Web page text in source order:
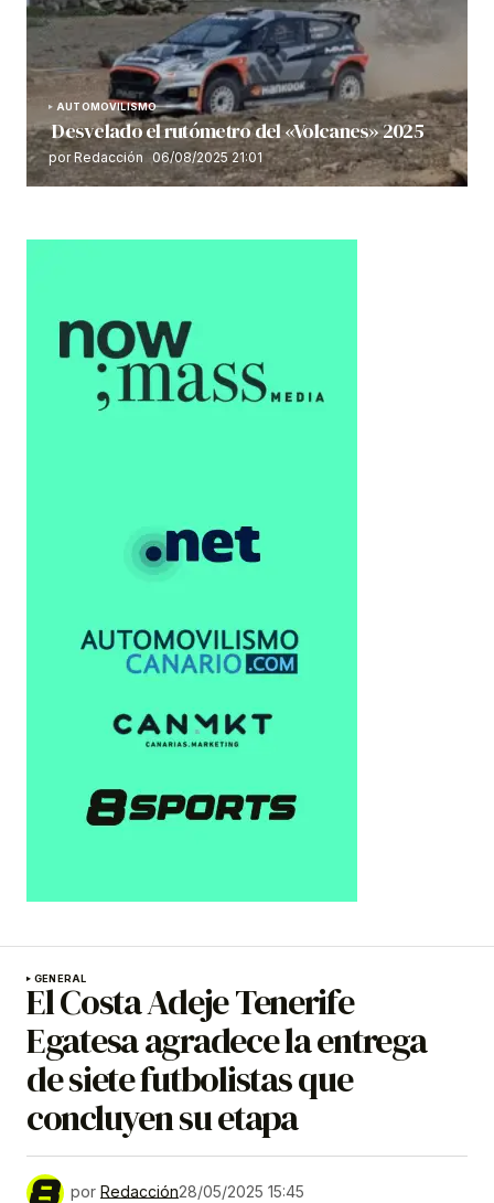
AUTOMOVILISMO
Desvelado el rutómetro del «Volcanes» 2025
por Redacción 06/08/2025 21:01
GENERAL
El Costa Adeje Tenerife
Egatesa agradece la entrega
de siete futbolistas que
concluyen su etapa
por Redacción28/05/2025 15:45